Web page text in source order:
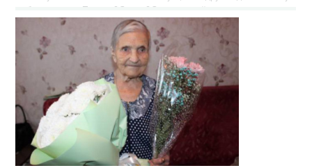
добровольцем. Почему? Зачем? Заведующий отделением
реанимации и интенсивной терапии терапевтического профиля
Максим Шамсеев рассказал пресс-службе Новосибирской
областной больницы, что по-другому нельзя.